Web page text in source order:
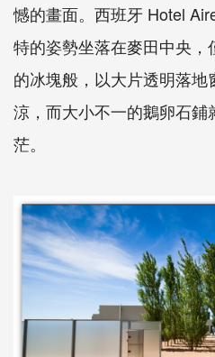
憾的畫面。西班牙 Hotel
特的姿勢坐落在麥田中央
的冰塊般，以大片透明落
涼，而大小不一的鵝卵石
茫。